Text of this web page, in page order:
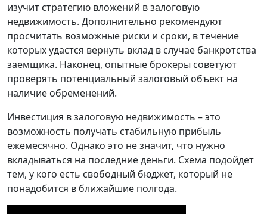
изучит стратегию вложений в залоговую
недвижимость. Дополнительно рекомендуют
просчитать возможные риски и сроки, в течение
которых удастся вернуть вклад в случае банкротства
заемщика. Наконец, опытные брокеры советуют
проверять потенциальный залоговый объект на
наличие обременений.
Инвестиция в залоговую недвижимость – это
возможность получать стабильную прибыль
ежемесячно. Однако это не значит, что нужно
вкладываться на последние деньги. Схема подойдет
тем, у кого есть свободный бюджет, который не
понадобится в ближайшие полгода.